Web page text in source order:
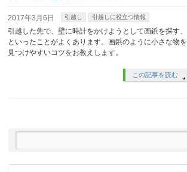
2017年3月6日 引越し 引越しに役立つ情報
引越した先で、壁に時計をかけようとして画鋲を探す、
といったことがよくあります。画鋲のように小さな物を
見つけやすいコツをお教えします。
この記事を読む